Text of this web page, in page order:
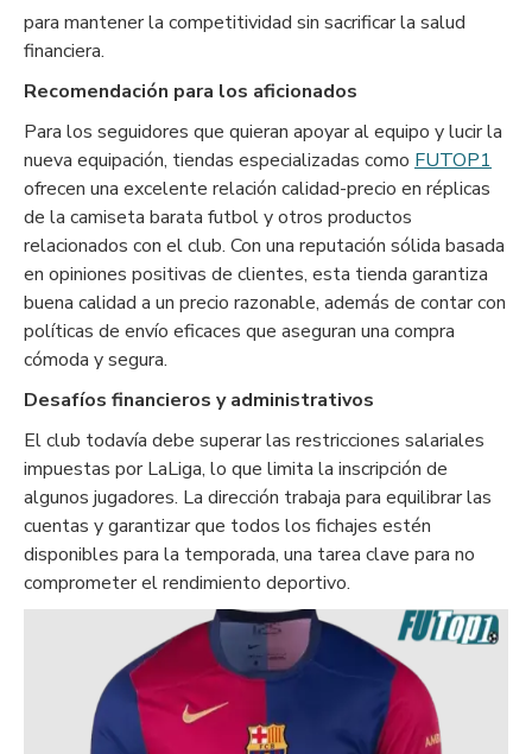
para mantener la competitividad sin sacrificar la salud
financiera.
Recomendación para los aficionados
Para los seguidores que quieran apoyar al equipo y lucir la
nueva equipación, tiendas especializadas como FUTOP1
ofrecen una excelente relación calidad-precio en réplicas
de la camiseta barata futboly otros productos
relacionados con el club. Con una reputación sólida basada
en opiniones positivas de clientes, esta tienda garantiza
buena calidad a un precio razonable, además de contar con
políticas de envío eficaces que aseguran una compra
cómoda y segura.
Desafíos financieros y administrativos
El club todavía debe superar las restricciones salariales
impuestas por LaLiga, lo que limita la inscripción de
algunos jugadores. La dirección trabaja para equilibrar las
cuentas y garantizar que todos los fichajes estén
disponibles para la temporada, una tarea clave para no
comprometer el rendimiento deportivo.